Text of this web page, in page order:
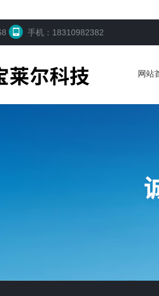
手机：18310982382
网站